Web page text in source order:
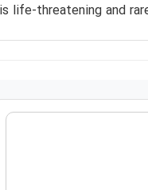
life-threatening and